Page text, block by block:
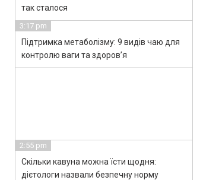
так сталося
3:17 pm
Підтримка метаболізму: 9 видів чаю для
контролю ваги та здоров’я
2:55 pm
Скільки кавуна можна їсти щодня:
дієтологи назвали безпечну норму